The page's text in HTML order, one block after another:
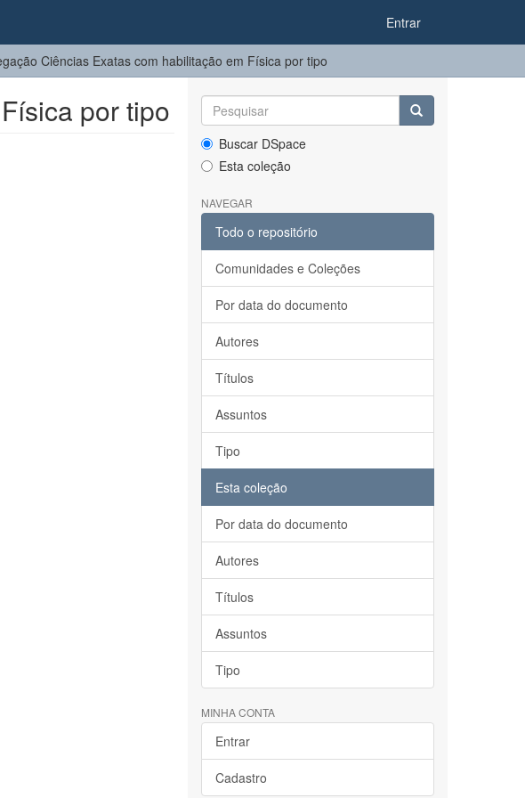
Entrar
Ciências Exatas com habilitação em Física por tipo
por tipo
Buscar DSpace
Esta coleção
NAVEGAR
Todo o repositório
Comunidades e Coleções
Por data do documento
Autores
Títulos
Assuntos
Tipo
Esta coleção
Por data do documento
Autores
Títulos
Assuntos
Tipo
MINHA CONTA
Entrar
Cadastro